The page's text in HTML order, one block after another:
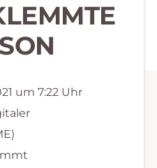
um 7:22 Uhr